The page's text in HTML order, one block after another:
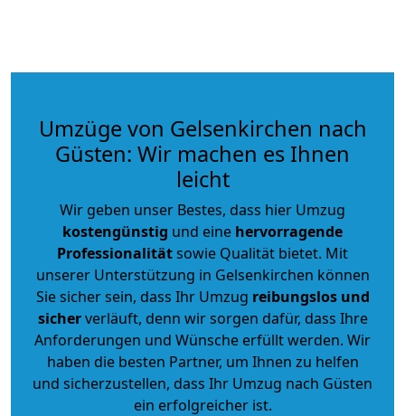
Umzüge von Gelsenkirchen nach
Güsten: Wir machen es Ihnen
leicht
Wir geben unser Bestes, dass hier Umzug
kostengünstig und eine hervorragende
Professionalitätsowie Qualität bietet. Mit
unserer Unterstützung in Gelsenkirchen können
Sie sicher sein, dass Ihr Umzug reibungslos und
sicherverläuft, denn wir sorgen dafür, dass Ihre
Anforderungen und Wünsche erfüllt werden. Wir
haben die besten Partner, um Ihnen zu helfen
und sicherzustellen, dass Ihr Umzug nach Güsten
ein erfolgreicher ist.